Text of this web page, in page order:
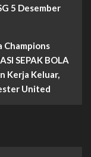
5 Desember
Champions
SEPAK BOLA
Kerja Keluar,
United